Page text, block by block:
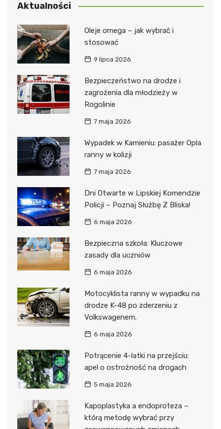
Aktualności
Oleje omega – jak wybrać i
stosować
9 lipca 2026
Bezpieczeństwo na drodze i
zagrożenia dla młodzieży w
Rogolinie
7 maja 2026
Wypadek w Kamieniu: pasażer Opla
ranny w kolizji
7 maja 2026
Dni Otwarte w Lipskiej Komendzie
Policji – Poznaj Służbę Z Bliska!
6 maja 2026
Bezpieczna szkoła: Kluczowe
zasady dla uczniów
6 maja 2026
Motocyklista ranny w wypadku na
drodze K-48 po zderzeniu z
Volkswagenem.
6 maja 2026
Potrącenie 4-latki na przejściu:
apel o ostrożność na drogach
5 maja 2026
Kapoplastyka a endoproteza –
którą metodę wybrać przy